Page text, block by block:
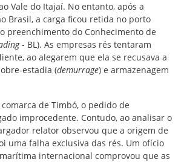
Vale do Itajaí. No entanto, após a
Brasil, a carga ficou retida no porto
preenchimento do Conhecimento de
- BL). As empresas rés tentaram
ao alegarem que ela se recusava a
estadia (demurrage) e armazenagem
comarca de Timbó, o pedido de
improcedente. Contudo, ao analisar o
relator observou que a origem de
uma falha exclusiva das rés. Um ofício
internacional comprovou que as